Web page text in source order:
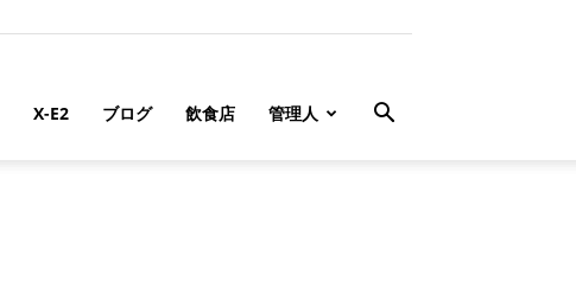
X-E2 ブログ 飲食店 管理人